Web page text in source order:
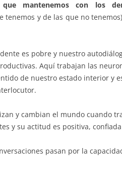
que mantenemos con los
tenemos y de las que no
es pobre y nuestro
Aquí trabajan las
de nuestro estado interior y
y cambian el mundo cuando
y su actitud es positiva,
pasan por la